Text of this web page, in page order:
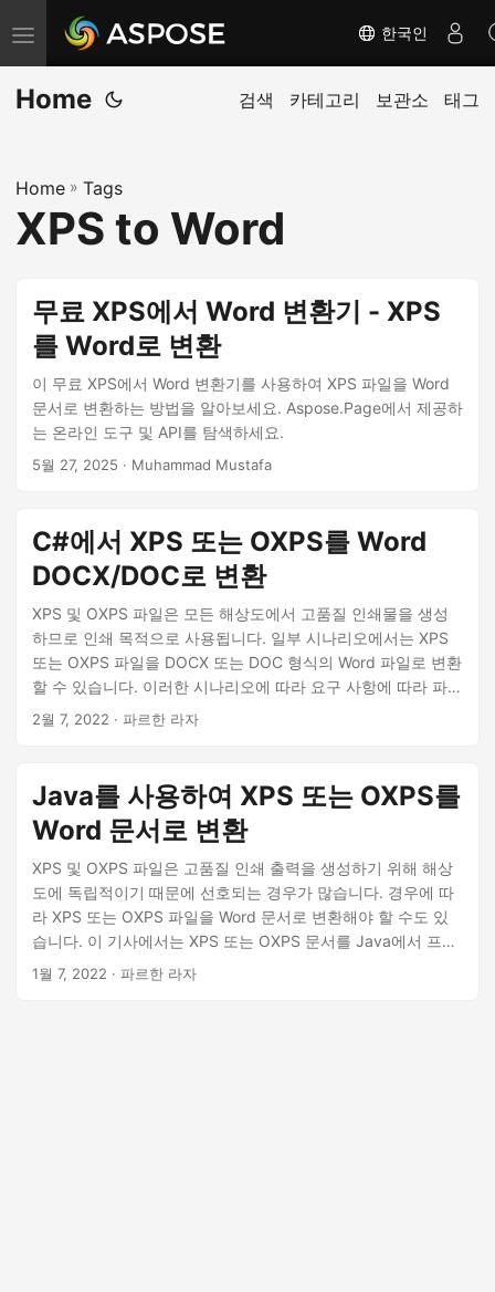
탐
색
전
한국인
Home 검색 카테고리 보관소 태그
Home » Tags
XPS to Word
무료 XPS에서 Word 변환기 - XPS
를 Word로 변환
이 무료 XPS에서 Word 변환기를 사용하여 XPS 파일을 Word
문서로 변환하는 방법을 알아보세요. Aspose.Page에서 제공하
는 온라인 도구 및 API를 탐색하세요.
5월 27, 2025 · Muhammad Mustafa
C#에서 XPS 또는 OXPS를 Word
DOCX/DOC로 변환
XPS 및 OXPS 파일은 모든 해상도에서 고품질 인쇄물을 생성
하므로 인쇄 목적으로 사용됩니다. 일부 시나리오에서는 XPS
또는 OXPS 파일을 DOCX 또는 DOC 형식의 Word 파일로 변환
할 수 있습니다. 이러한 시나리오에 따라 요구 사항에 따라 파일
을 편집 가능하게 만들 수 있습니다.
2월 7, 2022 · 파르한 라자
Java를 사용하여 XPS 또는 OXPS를
Word 문서로 변환
XPS 및 OXPS 파일은 고품질 인쇄 출력을 생성하기 위해 해상
도에 독립적이기 때문에 선호되는 경우가 많습니다. 경우에 따
라 XPS 또는 OXPS 파일을 Word 문서로 변환해야 할 수도 있
습니다. 이 기사에서는 XPS 또는 OXPS 문서를 Java에서 프로
그래밍 방식으로 DOCX 또는 DOC 파일 확장자를 가진 워드 파
1월 7, 2022 · 파르한 라자